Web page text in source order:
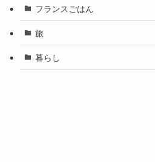
フランスごはん
旅
暮らし